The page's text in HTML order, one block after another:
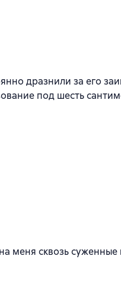
дразнили за его
под шесть
меня сквозь